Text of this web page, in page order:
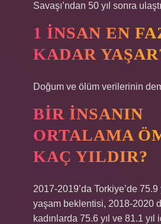
Savaşı’ndan 50 yıl sonra
1 INSAN EN
KADAR
Doğum ve ölüm verilerinin
BIR INSANIN
ORTALAMA
KAÇ YILDIR?
2017-2019’da Torkiye’de
yaşam beklentisi, 2018-2020
kadınlarda 75.6 yıl ve 81.1